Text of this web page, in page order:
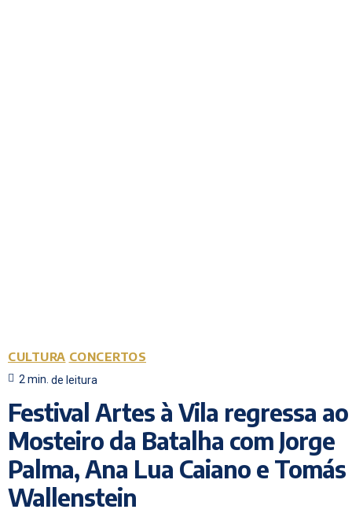
CULTURA CONCERTOS
2min. de leitura
Festival Artes à Vila regressa ao
Mosteiro da Batalha com Jorge
Palma, Ana Lua Caiano e Tomás
Wallenstein